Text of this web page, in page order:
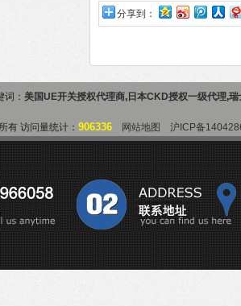
分享到：
： 美国UE开关授权代理商, 日本CKD授权一级代理,瑞
有 访问量统计： 906336 网站地图 沪ICP备